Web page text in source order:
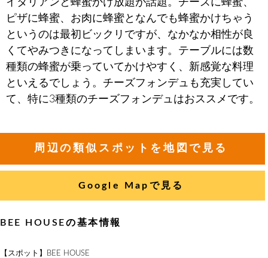
イタリアンと蜂蜜かけ放題が話題。チーズに蜂蜜、
ピザに蜂蜜、お肉に蜂蜜となんでも蜂蜜かけちゃう
というのは最初ビックリですが、なかなか相性が良
くてやみつきになってしまいます。テーブルには数
種類の蜂蜜が乗っていてかけやすく、新感覚な料理
といえるでしょう。チーズフォンデュも充実してい
て、特に3種類のチーズフォンデュはおススメです。
周辺の類似スポットを地図で見る
Google Mapで見る
BEE HOUSEの基本情報
【スポット】BEE HOUSE